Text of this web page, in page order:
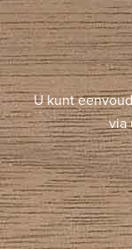
U kunt
via